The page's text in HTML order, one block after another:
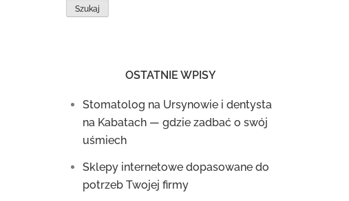
Szukaj
OSTATNIE WPISY
Stomatolog na Ursynowie i dentysta
na Kabatach — gdzie zadbać o swój
uśmiech
Sklepy internetowe dopasowane do
potrzeb Twojej firmy